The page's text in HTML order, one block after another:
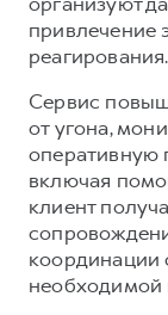
привлечение
реагирования.
Сервис
от угона,
оперативную
включая
клиент
координации